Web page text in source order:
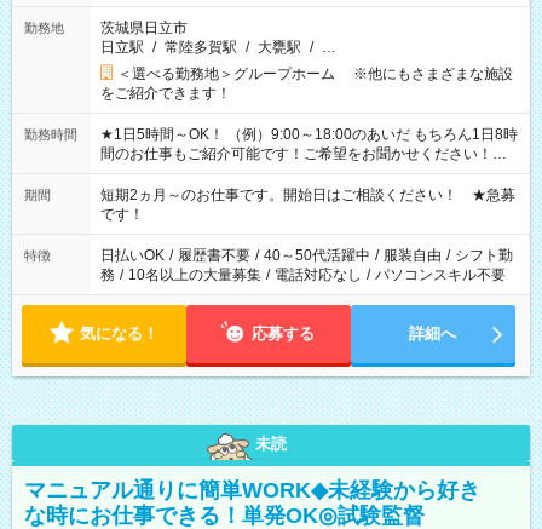
勤務地
茨城県日立市
日立駅 / 常陸多賀駅 / 大甕駅 / …
＜選べる勤務地＞グループホーム ※他にもさまざまな施設
をご紹介できます！
勤務時間
★1日5時間～OK！ （例）9:00～18:00のあいだ もちろん1日8時
間のお仕事もご紹介可能です！ご希望をお聞かせください！★
家庭の都合でお休みが必要な場合も遠慮なくご相談ください。
※週最低15時間以上の勤務が必要です
期間
短期2ヵ月～のお仕事です。開始日はご相談ください！ ★急募
です！
特徴 日払いOK / 履歴書不要 / 40～50代活躍中 / 服装自由 / シフト勤
務 / 10名以上の大量募集 / 電話対応なし / パソコンスキル不要
気になる！ 応募する 詳細へ
未読
マニュアル通りに簡単WORK◆未経験から好き
な時にお仕事できる！単発OK◎試験監督